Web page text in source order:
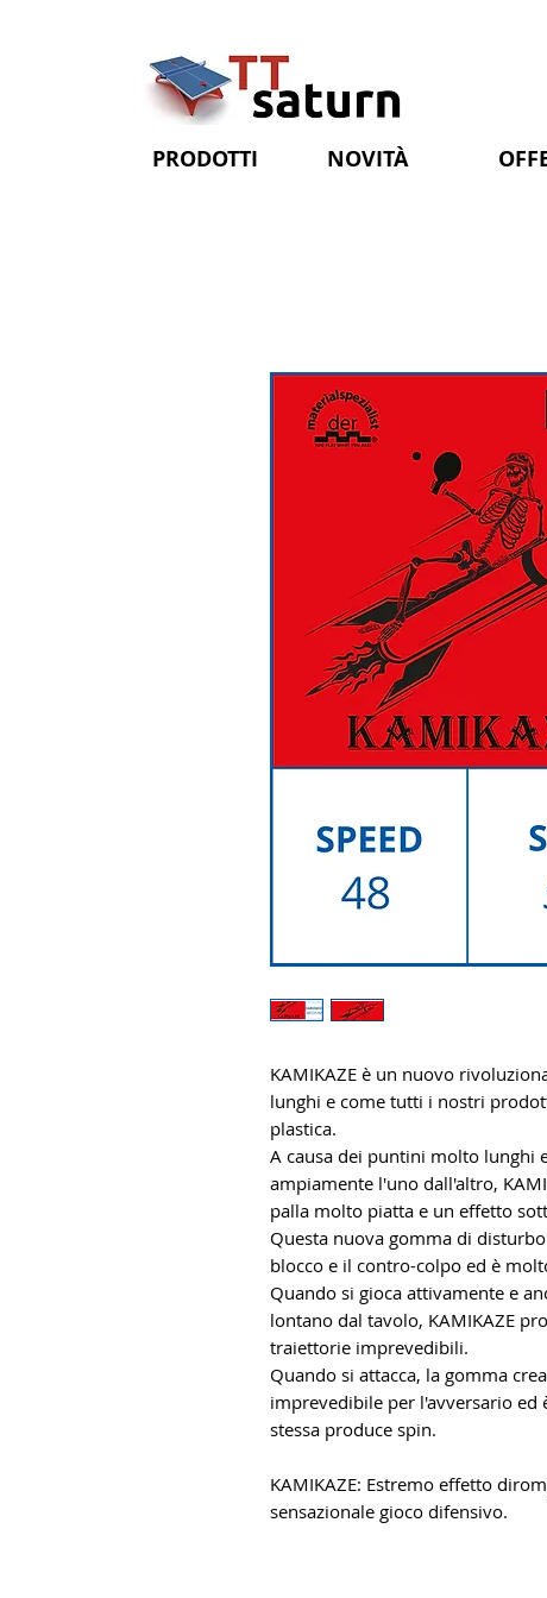
NOVITÀ
PRODOTTI
KAMIKAZE è un nuovo
lunghi e come tutti i nostri
plastica.
A causa dei puntini molto lunghi
ampiamente l'uno dall'altro,
palla molto piatta e un effetto
Questa nuova gomma di
blocco e il contro-colpo ed è
Quando si gioca attivamente e
lontano dal tavolo, KAMIKAZE
traiettorie imprevedibili.
Quando si attacca, la gomma
imprevedibile per l'avversario ed
stessa produce spin.
KAMIKAZE: Estremo effetto
sensazionale gioco difensivo.